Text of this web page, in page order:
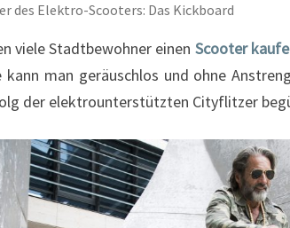
des Elektro-Scooters: Das Kickboard
viele Stadtbewohner einen Scooter
kann man geräuschlos und ohne
der elektrounterstützten Cityflitzer